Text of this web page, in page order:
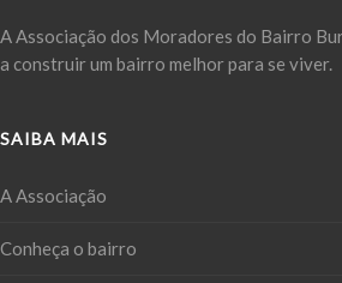
A Associação dos Moradores do Bairro
a construir um bairro melhor para se viver.
SAIBA MAIS
A Associação
Conheça o bairro